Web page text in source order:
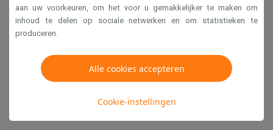
aan uw voorkeuren, om het voor u gemakkelijker te maken om
inhoud te delen op sociale netwerken en om statistieken te
produceren.
Alle cookies accepteren
Cookie-instellingen